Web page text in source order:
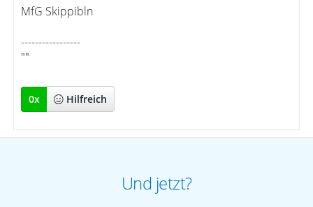
MfG Skippibln
-----------------
""
0x Hilfreich
Und jetzt?